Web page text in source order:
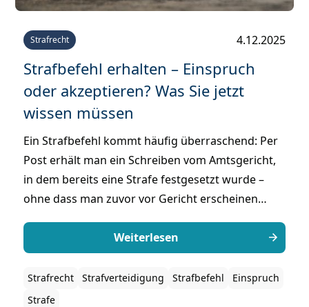
Strafrecht 4.12.2025
Strafbefehl erhalten – Einspruch
oder akzeptieren? Was Sie jetzt
wissen müssen
Ein Strafbefehl kommt häufig überraschend: Per
Post erhält man ein Schreiben vom Amtsgericht,
in dem bereits eine Strafe festgesetzt wurde –
ohne dass man zuvor vor Gericht erscheinen
fragen sich, ob sie den Strafbefehl akzeptieren
oder Einspruch einlegen sollen. Die Entscheidung
muss schnell getroffen werden, denn die Frist
beträgt nur zwei Wochen.
Weiterlesen
Strafrecht Strafverteidigung Strafbefehl
Einspruch
Strafe